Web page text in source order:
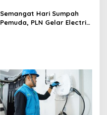
Resmikan 2 SPKLU Center
Pertama di Jakarta
Semangat Hari Sumpah
Pemuda, PLN Gelar Electric